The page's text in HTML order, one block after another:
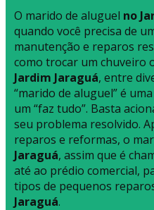
O marido de aluguel no
quando você precisa de
manutenção e reparos
como trocar um chuveiro
Jardim Jaraguá, entre
“marido de aluguel” é
um “faz tudo”. Basta
seu problema resolvido.
reparos e reformas, o
Jaraguá, assim que é
até ao prédio comercial,
tipos de pequenos
Jaraguá.